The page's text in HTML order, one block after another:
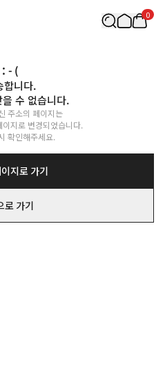
0
: - (
합니다.
수 없습니다.
주소의 페이지는
지로 변경되었습니다.
확인해주세요.
지로 가기
로 가기